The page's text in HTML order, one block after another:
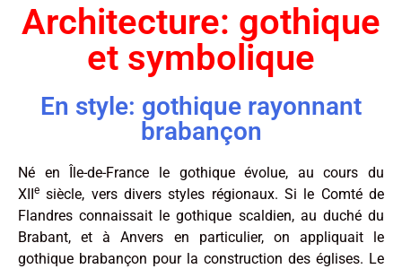
Architecture: gothique
et symbolique
En style: gothique rayonnant
brabançon
Né en Île-de-France le gothique évolue, au cours du
XII e siècle, vers divers styles régionaux. Si le Comté de
Flandres connaissait le gothique scaldien, au duché du
Brabant, et à Anvers en particulier, on appliquait le
gothique brabançon pour la construction des églises. Le